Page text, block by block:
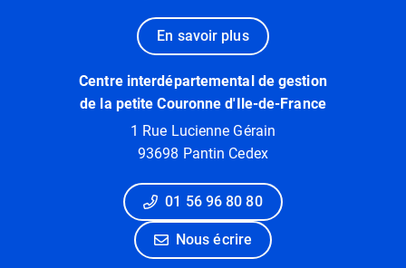
En savoir plus
Centre interdépartemental de gestion
de la petite Couronne d'Ile-de-France
1 Rue Lucienne Gérain
93698 Pantin Cedex
01 56 96 80 80
Nous écrire